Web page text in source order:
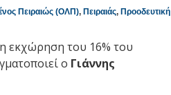
Πειραιώς (ΟΛΠ), Πειραιάς, Προοδευτική
εκχώρηση του 16% του
ο Γιάννης